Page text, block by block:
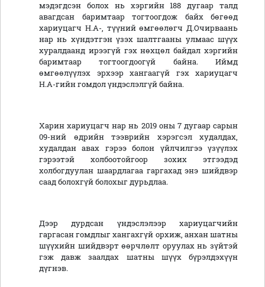
мэдэгдсэн болох нь хэргийн 188 дугаар талд
авагдсан баримтаар тогтоогдож байх бөгөөд
хариуцагч Н.А-, түүний өмгөөлөгч Д.Очирваань
нар нь хүндэтгэн үзэх шалтгааны улмаас шүүх
хуралдаанд ирээгүй гэх нөхцөл байдал хэргийн
баримтаар тогтоогдоогүй байна. Иймд
өмгөөлүүлэх эрхээр хангаагүй гэх хариуцагч
Н.А-гийн гомдол үндэслэлгүй байна.
Харин хариуцагч нар нь 2019 оны 7 дугаар сарын
09-ний өдрийн тээврийн хэрэгсэл худалдах,
худалдан авах гэрээ болон үйлчилгээ үзүүлэх
гэрээтэй холбоотойгоор зохих этгээдэд
холбогдуулан шаардлагаа гаргахад энэ шийдвэр
саад болохгүй болохыг дурьдлаа.
Дээр дурдсан үндэслэлээр хариуцагчийн
гаргасан гомдлыг хангахгүй орхиж, анхан шатны
шүүхийн шийдвэрт өөрчлөлт оруулах нь зүйтэй
гэж давж заалдах шатны шүүх бүрэлдэхүүн
дүгнэв.